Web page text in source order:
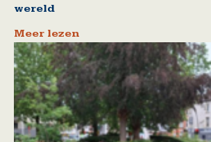
wereld
Meer lezen